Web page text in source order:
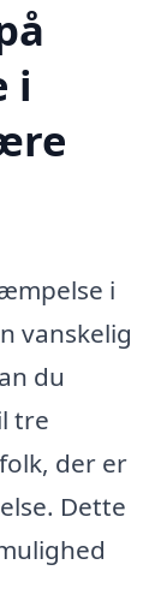
i
i
vanskelig
du
tre
der er
Dette